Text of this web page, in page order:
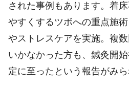
された事例もあります。着
やすくするツボへの重点施
やストレスケアを実施。複
いかなかった方も、鍼灸開
定に至ったという報告がみら